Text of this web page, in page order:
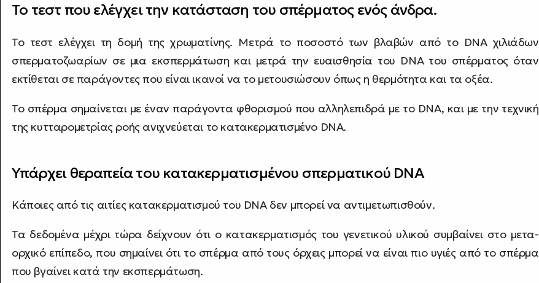
Το τεστ που ελέγχει την κατάσταση του σπέρματος ενός άνδρα.
Το τεστ ελέγχει τη δομή της χρωματίνης. Μετρά το ποσοστό των βλαβών από το DNA χιλιάδων
σπερματοζωαρίων σε μια εκσπερμάτωση και μετρά την ευαισθησία του DNA του σπέρματος όταν
εκτίθεται σε παράγοντες που είναι ικανοί να το μετουσιώσουν όπως η θερμότητα και τα οξέα.
Το σπέρμα σημαίνεται με έναν παράγοντα φθορισμού που αλληλεπιδρά με το DNA, και με την τεχνική
της κυτταρομετρίας ροής ανιχνεύεται το κατακερματισμένο DNA.
Υπάρχει θεραπεία του κατακερματισμένου σπερματικού DNA
Κάποιες από τις αιτίες κατακερματισμού του DNA δεν μπορεί να αντιμετωπισθούν.
Τα δεδομένα μέχρι τώρα δείχνουν ότι ο κατακερματισμός του γενετικού υλικού συμβαίνει στο μετα-
ορχικό επίπεδο, που σημαίνει ότι το σπέρμα από τους όρχεις μπορεί να είναι πιο υγιές από το σπέρμα
που βγαίνει κατά την εκσπερμάτωση.